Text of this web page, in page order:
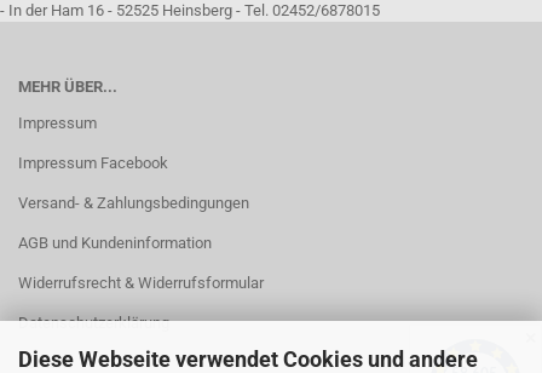
Diese Webseite verwendet Cookies und andere
- In der Ham 16 - 52525 Heinsberg - Tel. 02452/6878015
MEHR ÜBER...
Impressum
Impressum Facebook
Versand- & Zahlungsbedingungen
AGB und Kundeninformation
Widerrufsrecht & Widerrufsformular
Datenschutzerklärung
Kontakt